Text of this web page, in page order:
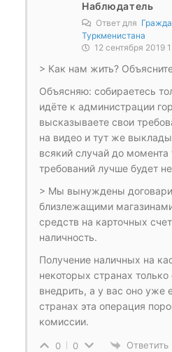
Наблюдатель
Ответ для
Туркменистана
12 сентября 2019
> Как нам жить?
Объясняю: собираетесь
идёте к администрации
высказываете свои
на видео и тут же
всякий случай до момента
требований лучше будет
> Мы вынуждены
близлежащими
средств на карточных
наличность.
Получение наличных на
некоторых странах
внедрить, а у вас оно уже
странах эта операция
комиссии.
0 0 Ответить